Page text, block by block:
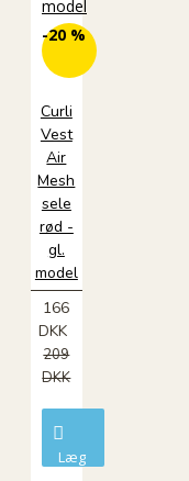
-20 %
Curli
Vest
Air
Mesh
sele
rød -
gl.
model
166
DKK
209
DKK
Læg